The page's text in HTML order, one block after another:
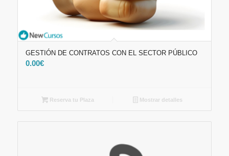
GESTIÓN DE CONTRATOS CON EL SECTOR PÚBLICO
0.00€
Reserva tu Plaza Mostrar detalles